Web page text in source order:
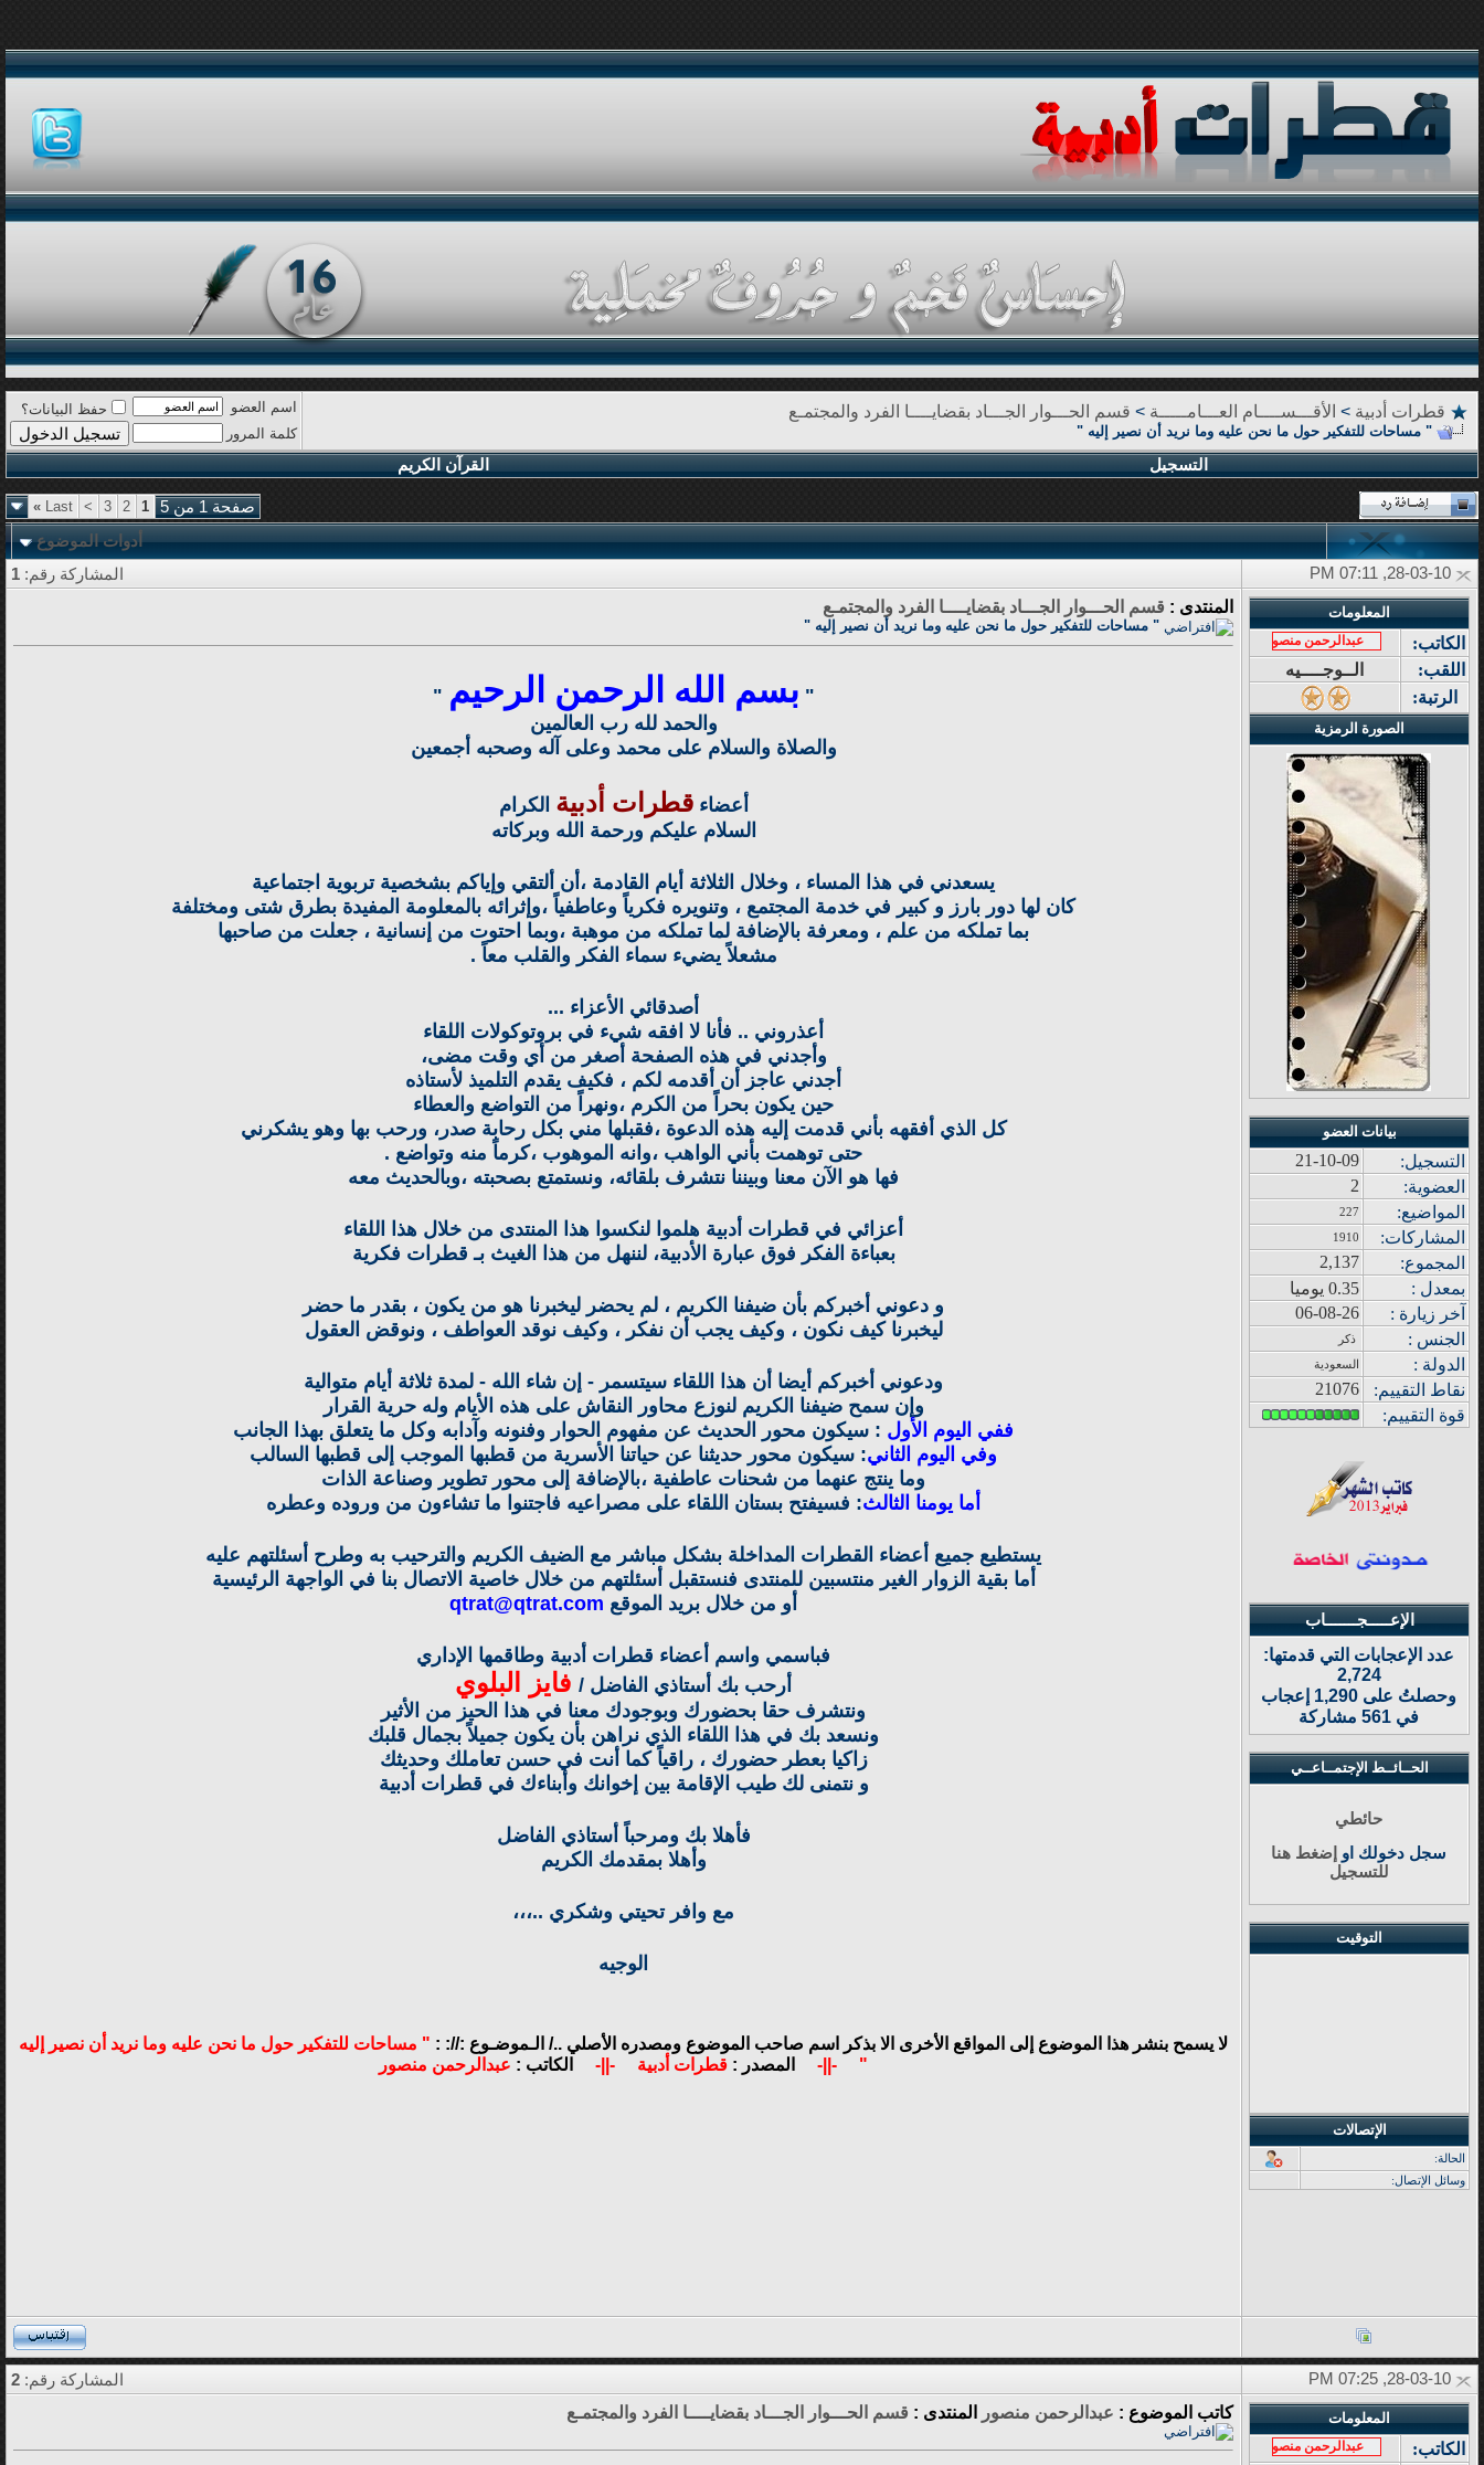
قطرات أدبية > الأقـــســــام العـــامـــــة > قسم الحـــوار الجـــاد بقضايــــا الفرد والمجتمـع
" مساحات للتفكير حول ما نحن عليه وما نريد أن نصير إليه "
اسم العضو
حفظ البيانات؟
كلمة المرور
التسجيل القرآن الكريم
صفحة 1 من 5 1
2
3
>
Last
»
أدوات الموضوع
المشاركة رقم: 1
المعلومات
الكاتب: عبدالرحمن منصور
اللقب:
الــوجــــيه
الرتبة:
الصورة الرمزية
بيانات العضو
التسجيل:
21-10-09
العضوية:
2
المواضيع:
227
المشاركات:
1910
المجموع:
2,137
بمعدل :
0.35 يوميا
خر زيار ة :
06-08-26
الجنس :
ذكر
الدولة : السعودية
نقاط التقييم:
21076
قوة التقييم:
الإعـــــجـــــــاب
عدد الإعجابات التي قدمتها:
2,724
وحصلتُ على 1,290 إعجاب
في 561 مشاركة
الحــائــط الإجتمــاعــي
حائطي
سجل دخولك او إضغط هنا
للتسجيل
التوقيت
الإتصالات
الحالة:
وسائل الإتصال:
المنتدى : قسم الحـــوار الجـــاد بقضايــــا الفرد والمجتمـع
" مساحات للتفكير حول ما نحن عليه وما نريد أن نصير إليه "
" بسم الله الرحمن الرحيم "
والحمد لله رب العالمين
والصلاة والسلام على محمد وعلى آله وصحبه أجمعين
أعضاءقطرات أدبية الكرام
السلام عليكم ورحمة الله وبركاته
يسعدني في هذا المساء ، وخلال الثلاثة أيام القادمة ،أن ألتقي وإياكم بشخصية تربوية اجتماعية
كان لها دور بارز و كبير في خدمة المجتمع ، وتنويره فكرياً وعاطفياً ،وإثرائه بالمعلومة المفيدة بطرق شتى ومختلفة
بما تملكه من علم ، ومعرفة بالإضافة لما تملكه من موهبة ،وبما احتوت من إنسانية ، جعلت من صاحبها
مشعلاً يضيء سماء الفكر والقلب معاً .
أصدقائي الأعزاء ...
أعذروني .. فأنا لا افقه شيء في بروتوكولات اللقاء
وأجدني في هذه الصفحة أصغر من أي وقت مضى،
أجدني عاجز أن أقدمه لكم ، فكيف يقدم التلميذ لأستاذه
حين يكون بحراً من الكرم ،ونهراً من التواضع والعطاء
كل الذي أفقهه بأني قدمت إليه هذه الدعوة ،فقبلها مني بكل رحابة صدر، ورحب بها وهو يشكرني
حتى توهمت بأني الواهب ،وانه الموهوب ،كرماً منه وتواضع .
فها هو الآن معنا وبيننا نتشرف بلقائه، ونستمتع بصحبته ،وبالحديث معه
أعزائي في قطرات أدبية هلموا لنكسوا هذا المنتدى من خلال هذا اللقاء
بعباءة الفكر فوق عبارة الأدبية، لننهل من هذا الغيث بـ قطرات فكرية
و دعوني أخبركم بأن ضيفنا الكريم ، لم يحضر ليخبرنا هو من يكون ، بقدر ما حضر
ليخبرنا كيف نكون ، وكيف يجب أن نفكر ، وكيف نوقد العواطف ، ونوقض العقول
ودعوني أخبركم أيضا أن هذا اللقاء سيتسمر - إن شاء الله - لمدة ثلاثة أيام متوالية
وإن سمح ضيفنا الكريم لنوزع محاور النقاش على هذه الأيام وله حرية القرار
ففي اليوم الأول : سيكون محور الحديث عن مفهوم الحوار وفنونه وآدابه وكل ما يتعلق بهذا الجانب
وفي اليوم الثاني: سيكون محور حديثنا عن حياتنا الأسرية من قطبها الموجب إلى قطبها السالب
وما ينتج عنهما من شحنات عاطفية ،بالإضافة إلى محور تطوير وصناعة الذات
أما يومنا الثالث: فسيفتح بستان اللقاء على مصراعيه فاجتنوا ما تشاءون من وروده وعطره
يستطيع جميع أعضاء القطرات المداخلة بشكل مباشر مع الضيف الكريم والترحيب به وطرح أسئلتهم عليه
أما بقية الزوار الغير منتسبين للمنتدى فنستقبل أسئلتهم من خلال خاصية الاتصال بنا في الواجهة الرئيسية
أو من خلال بريد الموقع qtrat@qtrat.com
فباسمي واسم أعضاء قطرات أدبية وطاقمها الإداري
أرحب بك أستاذي الفاضل / فايز البلوي
ونتشرف حقا بحضورك وبوجودك معنا في هذا الحيز من الأثير
ونسعد بك في هذا اللقاء الذي نراهن بأن يكون جميلاً بجمال قلبك
زاكيا بعطر حضورك ، راقياً كما أنت في حسن تعاملك وحديثك
و نتمنى لك طيب الإقامة بين إخوانك وأبناءك في قطرات أدبية
فأهلا بك ومرحباً أستاذي الفاضل
وأهلا بمقدمك الكريم
مع وافر تحيتي وشكري ..،،،
الوجيه
لا يسمح بنشر هذا الموضوع إلى المواقع الأخرى الا بذكر اسم صاحب الموضوع ومصدره الأصلي ../ الـموضـوع ://: : " مساحات للتفكير حول ما نحن عليه وما نريد أن نصير إليه
"
-||- المصدر : قطرات أدبية -||- الكاتب : عبدالرحمن منصور
المشاركة رقم: 2
المعلومات
الكاتب: عبدالرحمن منصور
كاتب الموضوع : عبدالرحمن منصور المنتدى : قسم الحـــوار الجـــاد بقضايــــا الفرد والمجتمـع